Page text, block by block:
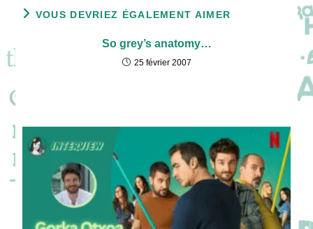
VOUS DEVRIEZ ÉGALEMENT AIMER
So grey’s anatomy…
25 février 2007